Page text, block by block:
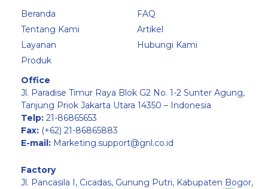
Beranda
Tentang Kami
Layanan
Produk
FAQ
Artikel
Hubungi Kami
Office
Jl. Paradise Timur Raya Blok G2 No. 1-2 Sunter Agung,
Tanjung Priok Jakarta Utara 14350 – Indonesia
Telp: 21-86865653
Fax: (+62) 21-86865883
E-mail: Marketing.support@gnl.co.id
Factory
Jl. Pancasila I, Cicadas, Gunung Putri, Kabupaten Bogor,